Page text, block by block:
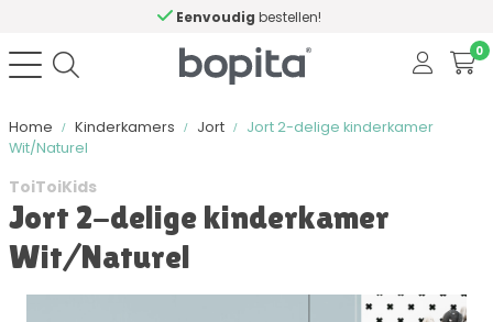
Eenvoudig bestellen!
0
Home Kinderkamers Jort
Jort 2-delige kinderkamer
Wit/Naturel
ToiToiKids
Jort 2-delige kinderkamer
Wit/Naturel